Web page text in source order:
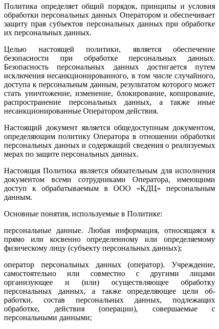
Политика определяет общий порядок, принципы и условия
обработки персональных данных Оператором и обеспечивает
защиту прав субъектов персональных данных при обработке
их персональных данных.
Целью настоящей политики, является обеспечение
безопасности при обработке персональных данных.
Безопасность персональных данных достигается путем
исключения несанкционированного, в том числе случайного,
доступа к персональным данным, результатом которого может
стать уничтожение, изменение, блокирование, копирование,
распространение персональных данных, а также иные
несанкционированные Оператором действия.
Настоящий документ является общедоступным документом,
определяющим политику Оператора в отношении обработки
персональных данных и содержащий сведения о реализуемых
мерах по защите персональных данных.
Настоящая Политика является обязательным для исполнения
документом всеми сотрудниками Оператора, имеющими
доступ к обрабатываемым в ООО «КДЦ» персональным
данным.
Основные понятия, используемые в Политике:
персональные данные. Любая информация, относящаяся к
прямо или косвенно определенному или определяемому
физическому лицу (субъ­екту персональных данных);
оператор персональных данных (оператор). Учреждение,
самостоятель­но или совместно с другими лицами
организующее и (или) осуществляю­щее обработку
персональных данных, а также определяющее цели об­
работки, состав персональных данных, подлежащих
обработке, действия (операции), совершаемые с
персональными данными;